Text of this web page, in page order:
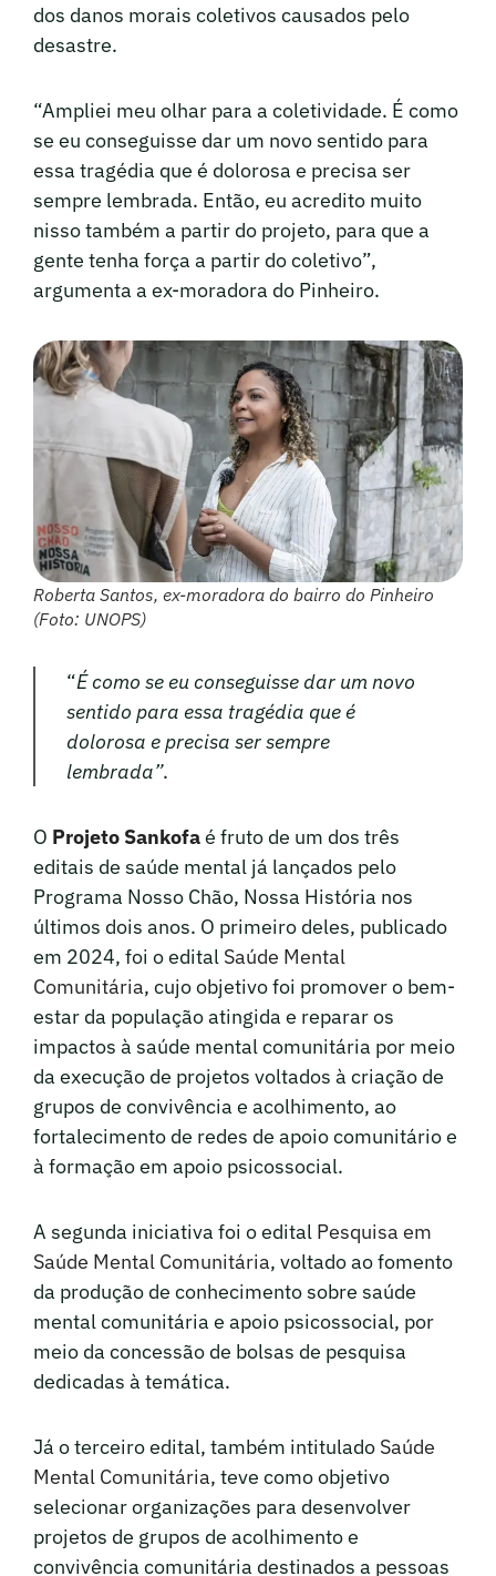
dos danos morais coletivos causados pelo
desastre.
“Ampliei meu olhar para a coletividade. É como
se eu conseguisse dar um novo sentido para
essa tragédia que é dolorosa e precisa ser
sempre lembrada. Então, eu acredito muito
nisso também a partir do projeto, para que a
gente tenha força a partir do coletivo”,
argumenta a ex-moradora do Pinheiro.
Roberta Santos, ex-moradora do bairro do Pinheiro
(Foto: UNOPS)
“É como se eu conseguisse dar um novo
sentido para essa tragédia que é
dolorosa e precisa ser sempre
lembrada”.
O Projeto Sankofaé fruto de um dos três
editais de saúde mental já lançados pelo
Programa Nosso Chão, Nossa História nos
últimos dois anos. O primeiro deles, publicado
em 2024, foi o edital Saúde Mental
Comunitária, cujo objetivo foi promover o bem-
estar da população atingida e reparar os
impactos à saúde mental comunitária por meio
da execução de projetos voltados à criação de
grupos de convivência e acolhimento, ao
fortalecimento de redes de apoio comunitário e
à formação em apoio psicossocial.
A segunda iniciativa foi o edital Pesquisa em
Saúde Mental Comunitária, voltado ao fomento
da produção de conhecimento sobre saúde
mental comunitária e apoio psicossocial, por
meio da concessão de bolsas de pesquisa
dedicadas à temática.
Já o terceiro edital, também intitulado Saúde
Mental Comunitária, teve como objetivo
selecionar organizações para desenvolver
projetos de grupos de acolhimento e
convivência comunitária destinados a pessoas